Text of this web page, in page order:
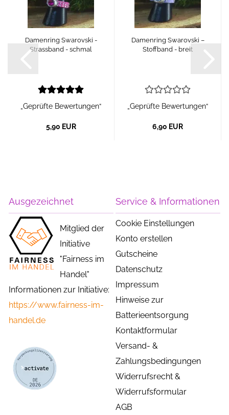
Damenring Swarovski -
Strassband - schmal
„Geprüfte Bewertungen“
5,90 EUR
Damenring Swarovski –
Stoffband - breit
„Geprüfte Bewertungen“
6,90 EUR
Ausgezeichnet
Mitglied der
Initiative
"Fairness im
Handel"
Informationen zur Initiative:
https://www.fairness-im-
handel.de
Service & Informationen
Cookie Einstellungen
Konto erstellen
Gutscheine
Datenschutz
Impressum
Hinweise zur
Batterieentsorgung
Kontaktformular
Versand- &
Zahlungsbedingungen
Widerrufsrecht &
Widerrufsformular
AGB